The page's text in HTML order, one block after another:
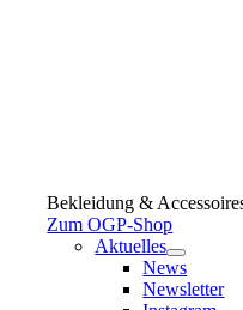
Bekleidung &
Zum OGP-Shop
Aktuelles
News
Newsletter